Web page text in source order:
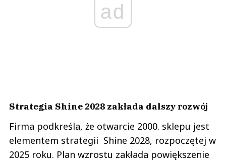
ad
Strategia Shine 2028 zakłada dalszy rozwój
Firma podkreśla, że otwarcie 2000. sklepu jest
elementem strategii Shine 2028, rozpoczętej w
2025 roku. Plan wzrostu zakłada powiększenie